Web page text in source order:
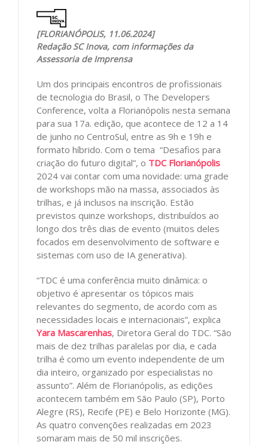
[FLORIANÓPOLIS, 11.06.2024]
Redação SC Inova, com informações da
Assessoria de Imprensa
Um dos principais encontros de profissionais
de tecnologia do Brasil, o The Developers
Conference, volta a Florianópolis nesta semana
para sua 17a. edição, que acontece de 12 a 14
de junho no CentroSul, entre as 9h e 19h e
formato híbrido. Com o tema “Desafios para
criação do futuro digital”, o TDC Florianópolis
2024 vai contar com uma novidade: uma grade
de workshops mão na massa, associados às
trilhas, e já inclusos na inscrição. Estão
previstos quinze workshops, distribuídos ao
longo dos três dias de evento (muitos deles
focados em desenvolvimento de software e
sistemas com uso de IA generativa).
“TDC é uma conferência muito dinâmica: o
objetivo é apresentar os tópicos mais
relevantes do segmento, de acordo com as
necessidades locais e internacionais”, explica
Yara Mascarenhas, Diretora Geral do TDC. “São
mais de dez trilhas paralelas por dia, e cada
trilha é como um evento independente de um
dia inteiro, organizado por especialistas no
assunto”. Além de Florianópolis, as edições
acontecem também em São Paulo (SP), Porto
Alegre (RS), Recife (PE) e Belo Horizonte (MG).
As quatro convenções realizadas em 2023
somaram mais de 50 mil inscrições.